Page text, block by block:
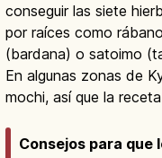
conseguir las siete
por raíces como
(bardana) o satoimo
En algunas zonas de
mochi, así que la
Consejos para que